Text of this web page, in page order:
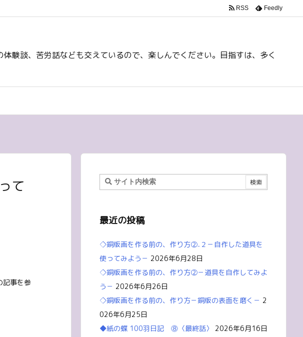
験談、苦労話なども交えているので、楽しんでください。目指すは、多く
RSS Feedly
て
記事を参
最近の投稿
◇銅版画を作る前の、作り方②₋２－自作した道具を
使ってみよう－ 2026年6月28日
◇銅版画を作る前の、作り方②－道具を自作してみよ
う－ 2026年6月26日
◇銅版画を作る前の、作り方－銅版の表面を磨く－ 2
026年6月25日
◆紙の蝶 100羽日記 ⓼〈最終話〉
2026年6月16日